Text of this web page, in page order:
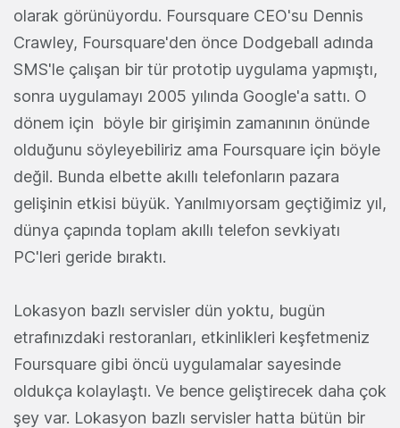
olarak görünüyordu. Foursquare CEO'su Dennis
Crawley, Foursquare'den önce Dodgeball adında
SMS'le çalışan bir tür prototip uygulama yapmıştı,
sonra uygulamayı 2005 yılında Google'a sattı. O
dönem için böyle bir girişimin zamanının önünde
olduğunu söyleyebiliriz ama Foursquare için böyle
değil. Bunda elbette akıllı telefonların pazara
gelişinin etkisi büyük. Yanılmıyorsam geçtiğimiz yıl,
dünya çapında toplam akıllı telefon sevkiyatı
PC'leri geride bıraktı.
Lokasyon bazlı servisler dün yoktu, bugün
etrafınızdaki restoranları, etkinlikleri keşfetmeniz
Foursquare gibi öncü uygulamalar sayesinde
oldukça kolaylaştı. Ve bence geliştirecek daha çok
şey var. Lokasyon bazlı servisler hatta bütün bir